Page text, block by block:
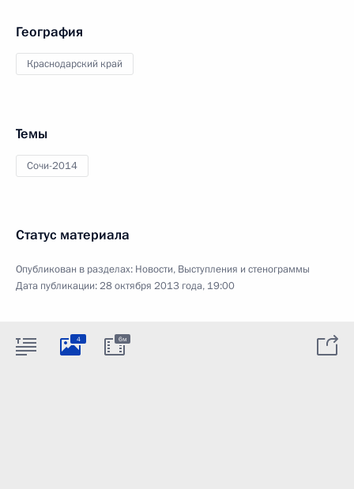
География
Краснодарский край
Темы
Сочи-2014
Статус материала
Опубликован в разделах: Новости, Выступления и стенограммы
Дата публикации:28 октября 2013 года, 19:00
4 6м